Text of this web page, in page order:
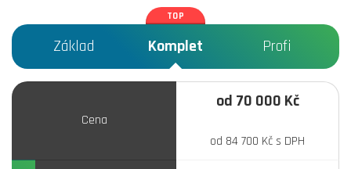
Základ Komplet Profi
Cena
od 70 000 Kč
od 84 700 Kč s DPH